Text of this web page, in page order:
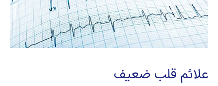
علائم قلب ضعیف